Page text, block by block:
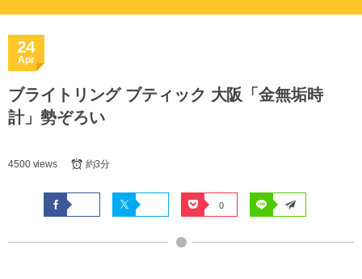
24
Apr
ブライトリング ブティック 大阪「金無垢時
計」勢ぞろい
4500 views 約3分
0